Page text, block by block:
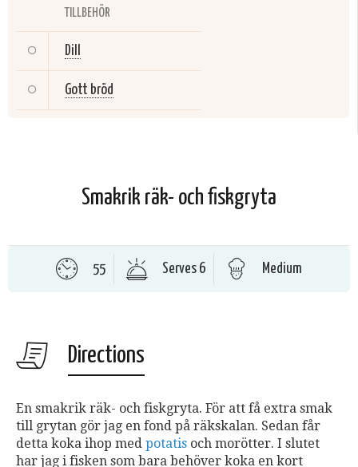
TILLBEHÖR
Dill
Gott bröd
Smakrik räk- och fiskgryta
55 Serves 6 Medium
Directions
En smakrik räk- och fiskgryta. För att få extra smak
till grytan gör jag en fond på räkskalan. Sedan får
detta koka ihop med potatis och morötter. I slutet
har jag i fisken som bara behöver koka en kort